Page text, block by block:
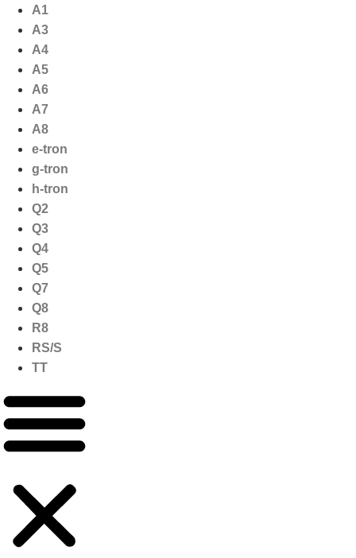
naar
inhoud
A1
A3
A4
A5
A6
A7
A8
e-tron
g-tron
h-tron
Q2
Q3
Q4
Q5
Q7
Q8
R8
RS/S
TT